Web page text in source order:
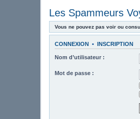
Les Spammeurs
Vous ne pouvez pas voir ou
CONNEXION • INSCRIPTION
Nom d’utilisateur :
Mot de passe :